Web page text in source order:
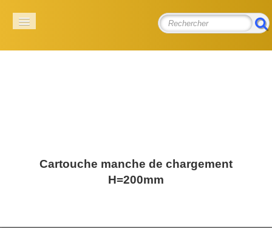
E.D.P.G
Cartouche manche de chargement
H=200mm